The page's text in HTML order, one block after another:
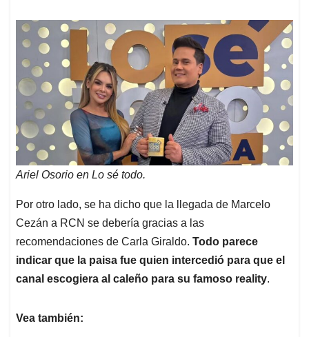
Ariel Osorio en Lo sé todo.
Por otro lado, se ha dicho que la llegada de Marcelo
Cezán a RCN se debería gracias a las
recomendaciones de Carla Giraldo. Todo parece
indicar que la paisa fue quien intercedió para que el
canal escogiera al caleño para su famoso reality.
Vea también: